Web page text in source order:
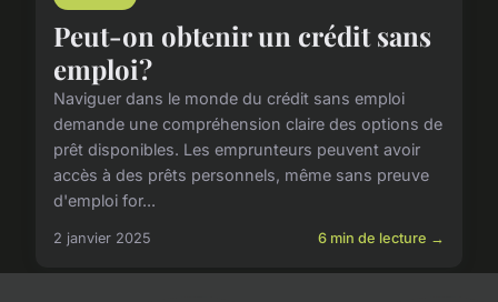
Peut-on obtenir un crédit sans
emploi?
Naviguer dans le monde du crédit sans emploi
demande une compréhension claire des options de
prêt disponibles. Les emprunteurs peuvent avoir
accès à des prêts personnels, même sans preuve
d'emploi for...
2 janvier 2025 6 min de lecture →